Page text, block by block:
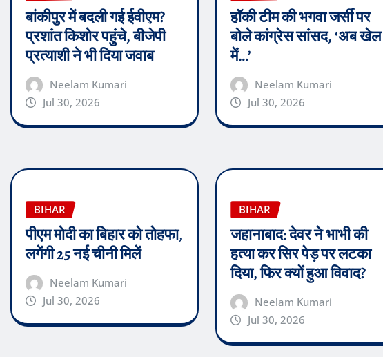
बांकीपुर में बदली गई ईवीएम?
प्रशांत किशोर पहुंचे, बीजेपी
प्रत्याशी ने भी दिया जवाब
Neelam Kumari
Jul 30, 2026
हॉकी टीम की भगवा जर्सी पर
बोले कांग्रेस सांसद, ‘अब खेल
में…’
Neelam Kumari
Jul 30, 2026
BIHAR
पीएम मोदी का बिहार को तोहफा,
लगेंगी 25 नई चीनी मिलें
Neelam Kumari
Jul 30, 2026
BIHAR
जहानाबाद: देवर ने भाभी की
हत्या कर सिर पेड़ पर लटका
दिया, फिर क्यों हुआ विवाद?
Neelam Kumari
Jul 30, 2026